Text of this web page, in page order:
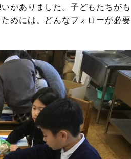
がありました。子どもたちがも
めには、どんなフォローが必要